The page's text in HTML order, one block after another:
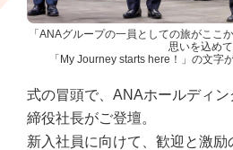
「ANAグループの一員としての旅がここ
思いを込めて
「My Journey starts here！」の文字
式の冒頭で、ANAホールディ
締役社長がご登壇。
新入社員に向けて、歓迎と激励